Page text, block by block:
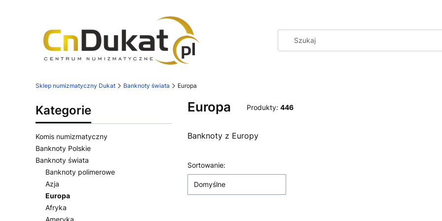
Sklep numizmatyczny Dukat Banknoty świata Europa
Kategorie
Komis numizmatyczny
Banknoty Polskie
Banknoty świata
Banknoty polimerowe
Azja
Europa
Afryka
Ameryka
Europa Produkty: 446
Banknoty z Europy
Lista produktów
Sortowanie:
Domyślne